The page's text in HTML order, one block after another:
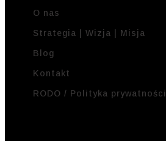
O nas
Strategia | Wizja | Misja
Blog
Kontakt
RODO / Polityka prywatności